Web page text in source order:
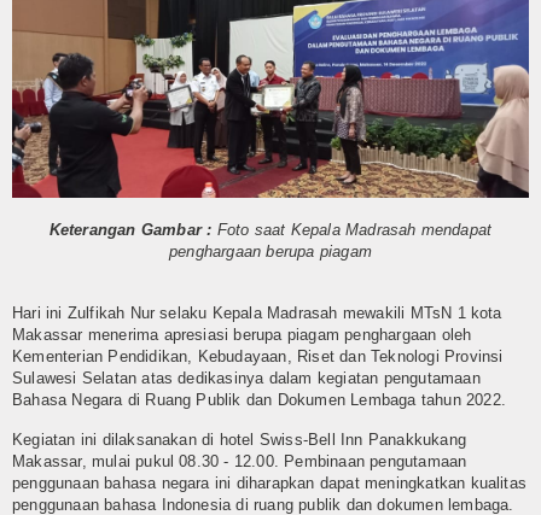
Berita
Umum
Madrasah
Humas
OSIM
Bimbingan Konseling
Ekstra Kurikuler
Multi Media
Keterangan Gambar : Foto saat Kepala Madrasah mendapat
penghargaan berupa piagam
Hari ini Zulfikah Nur selaku Kepala Madrasah mewakili MTsN 1 kota
Makassar menerima apresiasi berupa piagam penghargaan oleh
Kementerian Pendidikan, Kebudayaan, Riset dan Teknologi Provinsi
Sulawesi Selatan atas dedikasinya dalam kegiatan pengutamaan
Bahasa Negara di Ruang Publik dan Dokumen Lembaga tahun 2022.
Kegiatan ini dilaksanakan di hotel Swiss-Bell Inn Panakkukang
Makassar, mulai pukul 08.30 - 12.00. Pembinaan pengutamaan
penggunaan bahasa negara ini diharapkan dapat meningkatkan kualitas
penggunaan bahasa Indonesia di ruang publik dan dokumen lembaga.